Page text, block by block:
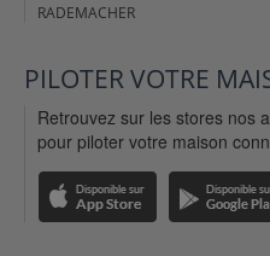
RADEMACHER
PILOTER VOTRE
Retrouvez sur les stores nos
pour piloter votre maison